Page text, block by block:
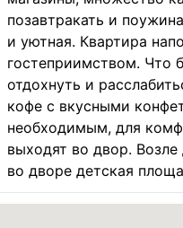
позавтракать и
и уютная. Квартира
гостеприимством. Что
отдохнуть и
кофе с вкусными
необходимым, для
выходят во двор. Возле
во дворе детская